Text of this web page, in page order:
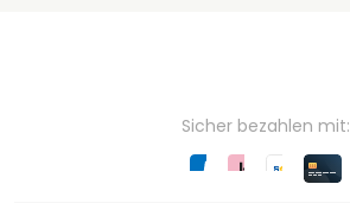
Sicher bezahlen mit: